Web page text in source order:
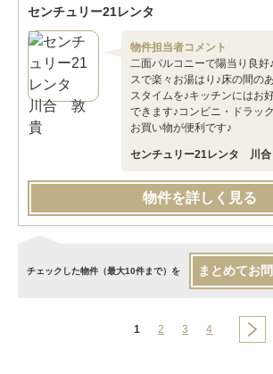
センチュリー21レンタ
物件担当者コメント
二面バルコニーで陽当り良好
スで楽々お湯はり♪床の間の
スタイムを♪キッチンにはお
できます♪コンビニ・ドラッ
お買い物が便利です♪
センチュリー21レンタ 川
物件を詳しく見る
チェックした物件（最大10件まで）を まとめてお
1 2 3 4